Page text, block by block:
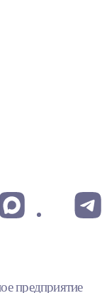
предприятие